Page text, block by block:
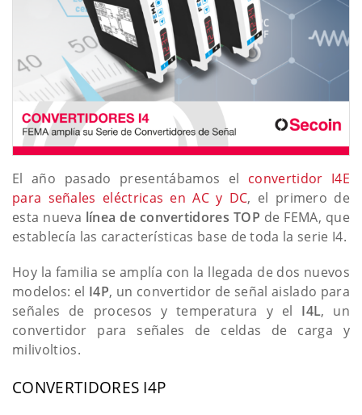
El año pasado presentábamos el convertidor I4E
para señales eléctricas en AC y DC, el primero de
esta nueva línea de convertidores TOP de FEMA, que
establecía las características base de toda la serie I4.
Hoy la familia se amplía con la llegada de dos nuevos
modelos: el I4P, un convertidor de señal aislado para
señales de procesos y temperatura y el I4L, un
convertidor para señales de celdas de carga y
milivoltios.
CONVERTIDORES I4P